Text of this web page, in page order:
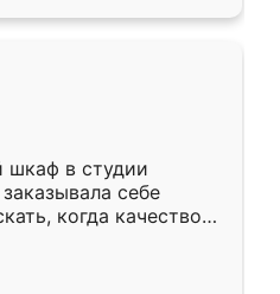
шкаф в студии
себе
когда качеством
кухня уже почти